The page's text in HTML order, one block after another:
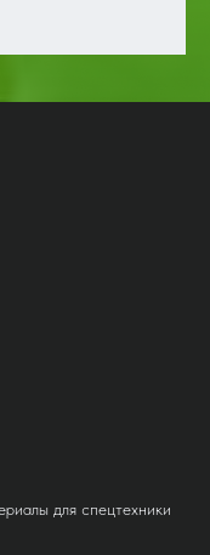
для спецтехники